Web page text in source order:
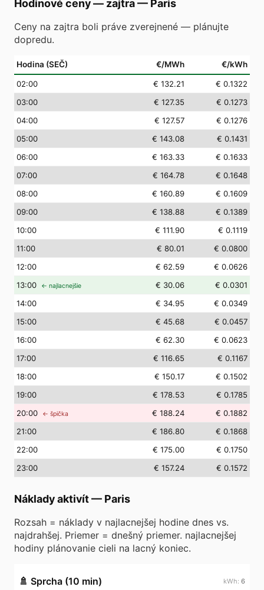
Hodinové ceny — zajtra— Paris
Ceny na zajtra boli práve zverejnené — plánujte
dopredu.
Hodina (SEČ) €/MWh €/kWh
02:00 € 132.21
€ 0.1322
03:00 € 127.35
€ 0.1273
04:00 € 127.57
€ 0.1276
05:00 € 143.08
€ 0.1431
06:00 € 163.33
€ 0.1633
07:00 € 164.78
€ 0.1648
08:00 € 160.89
€ 0.1609
09:00 € 138.88
€ 0.1389
10:00 € 111.90
€ 0.1119
11:00 € 80.01
€ 0.0800
12:00 € 62.59
€ 0.0626
13:00 ← najlacnejšie € 30.06
€ 0.0301
14:00 € 34.95
€ 0.0349
15:00 € 45.68
€ 0.0457
16:00 € 62.30
€ 0.0623
17:00 € 116.65
€ 0.1167
18:00 € 150.17
€ 0.1502
19:00 € 178.53
€ 0.1785
20:00 ← špička € 188.24
€ 0.1882
21:00 € 186.80
€ 0.1868
22:00 € 175.00
€ 0.1750
23:00 € 157.24 € 0.1572
Náklady aktivít— Paris
Rozsah = náklady v najlacnejšej hodine dnes vs.
najdrahšej. Priemer = dnešný priemer. najlacnejšej
hodiny plánovanie cieli na lacný koniec.
🚿 Sprcha (10 min) 6